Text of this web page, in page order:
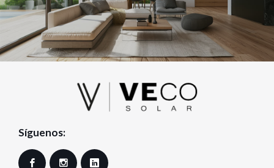
Síguenos:
Facebook Instagram